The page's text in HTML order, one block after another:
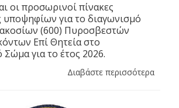
οι προσωρινοί πίνακες
για το διαγωνισμό
(600) Πυροσβεστών
Επί Θητεία στο
για το έτος 2026.
Διαβάστε περισσότερα